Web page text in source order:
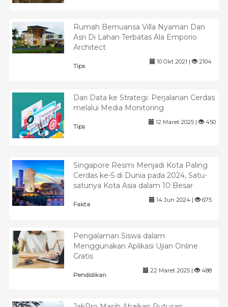
Rumah Bernuansa Villa Nyaman Dan
Asri Di Lahan Terbatas Ala Emporio
Architect
Tips
10 Okt 2021 | 2104
Dari Data ke Strategi: Perjalanan Cerdas
melalui Media Monitoring
Tips
12 Maret 2025 | 450
Singapore Resmi Menjadi Kota Paling
Cerdas ke-5 di Dunia pada 2024, Satu-
satunya Kota Asia dalam 10 Besar
Fakta
14 Jun 2024 | 675
Pengalaman Siswa dalam
Menggunakan Aplikasi Ujian Online
Gratis
Pendidikan
22 Maret 2025 | 488